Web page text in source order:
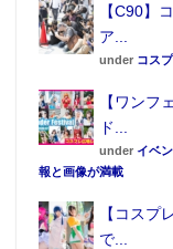
【C90】
ア...
under コス
【ワンフ
ド...
under イベ
報と画像が満載
【コスプ
で...